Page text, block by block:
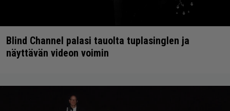
Blind Channel palasi tauolta tuplasinglen ja
näyttävän videon voimin